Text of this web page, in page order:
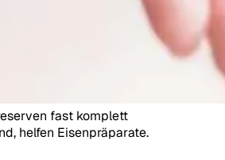
fast komplett
helfen Eisenpräparate.